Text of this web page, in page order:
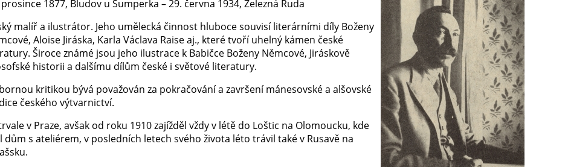
1877, Bludov u Šumperka – 29. června 1934, Železná Ruda
malíř a ilustrátor. Jeho umělecká činnost hluboce souvisí literárními díly Boženy
Aloise Jiráska, Karla Václava Raise aj., které tvoří uhelný kámen české
Široce známé jsou jeho ilustrace k Babičce Boženy Němcové, Jiráskově
historii a dalšímu dílům české i světové literatury.
kritikou bývá považován za pokračování a završení mánesovské a alšovské
českého výtvarnictví.
v Praze, avšak od roku 1910 zajížděl vždy v létě do Loštic na Olomoucku, kde
dům s ateliérem, v posledních letech svého života léto trávil také v Rusavě na